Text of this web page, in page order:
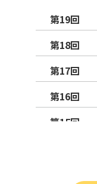
第19回
第18回
第17回
第16回
第15回